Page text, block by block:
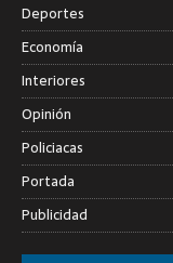
Deportes
Economía
Interiores
Opinión
Policiacas
Portada
Publicidad